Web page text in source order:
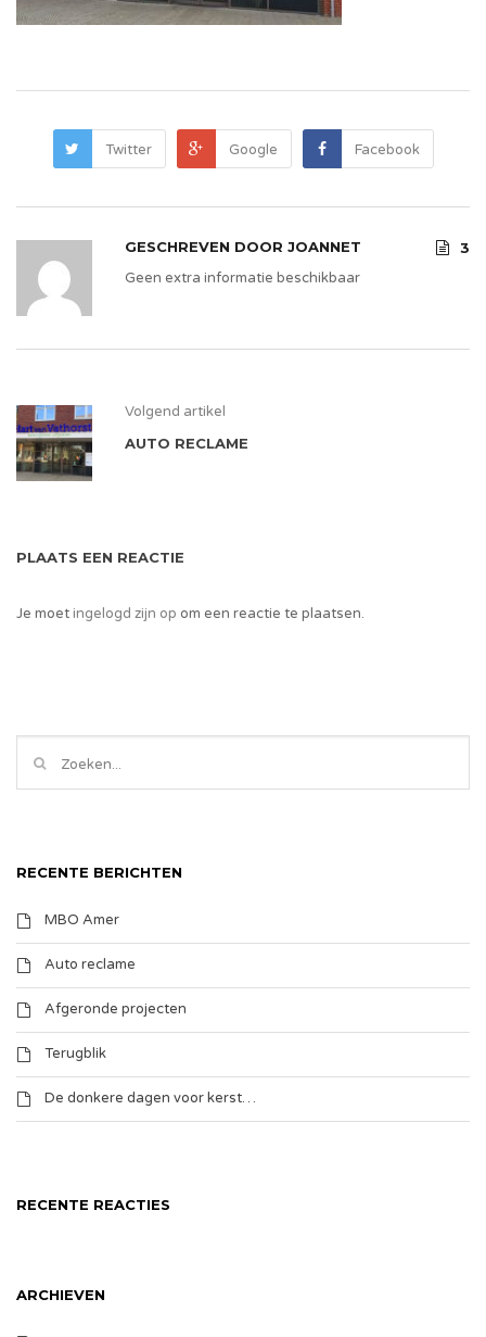
Twitter Google Facebook
GESCHREVEN DOOR JOANNET
3
Geen extra informatie beschikbaar
Volgend artikel
AUTO RECLAME
PLAATS EEN REACTIE
Je moetingelogd zijn op om een reactie te plaatsen.
RECENTE BERICHTEN
MBO Amer
Auto reclame
Afgeronde projecten
Terugblik
De donkere dagen voor kerst…
RECENTE REACTIES
ARCHIEVEN